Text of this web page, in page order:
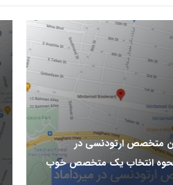
متخصص ارتودنسی در
نحوه انتخاب یک متخصص خوب